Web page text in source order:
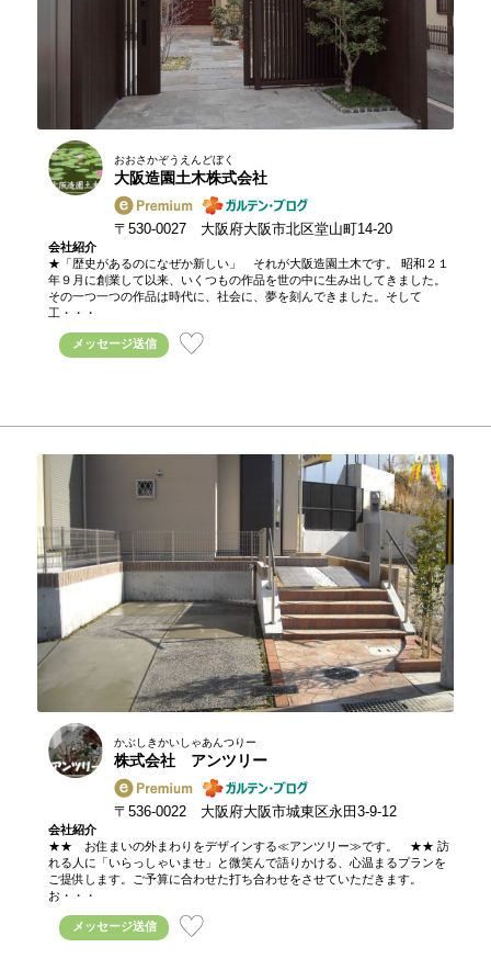
おおさかぞうえんどぼく
大阪造園土木株式会社
〒530-0027 大阪府大阪市北区堂山町14-20
会社紹介
★「歴史があるのになぜか新しい」 それが大阪造園土木です。 昭和２１
年９月に創業して以来、いくつもの作品を世の中に生み出してきました。
その一つ一つの作品は時代に、社会に、夢を刻んできました。そして
工・・・
メッセージ送信
かぶしきかいしゃあんつりー
株式会社 アンツリー
〒536-0022 大阪府大阪市城東区永田3-9-12
会社紹介
★★ お住まいの外まわりをデザインする≪アンツリー≫です。 ★★ 訪
れる人に「いらっしゃいませ」と微笑んで語りかける、心温まるプランを
ご提供します。ご予算に合わせた打ち合わせをさせていただきます。
お・・・
メッセージ送信